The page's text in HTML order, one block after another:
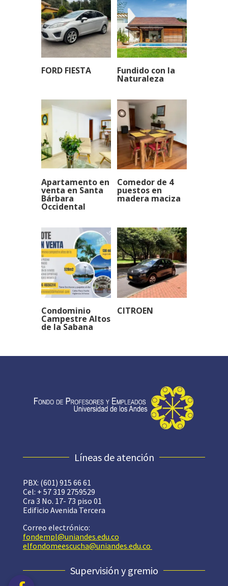
FORD FIESTA Fundido con la
Naturaleza
Apartamento en
venta en Santa
Bárbara
Occidental
Comedor de 4
puestos en
madera maciza
Condominio
Campestre Altos
de la Sabana
CITROEN
Líneas de atención
PBX: (601) 915 66 61
Cel: + 57 319 2759529
Cra 3 No. 17- 73 piso 01
Edificio Avenida Tercera
Correo electrónico:
fondempl@uniandes.edu.co
elfondomeescucha@uniandes.edu.co
Supervisión y gremio